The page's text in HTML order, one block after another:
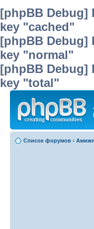
[phpBB Debug]
key "cached"
[phpBB Debug]
key "normal"
[phpBB Debug]
key "total"
Список форумов ‹